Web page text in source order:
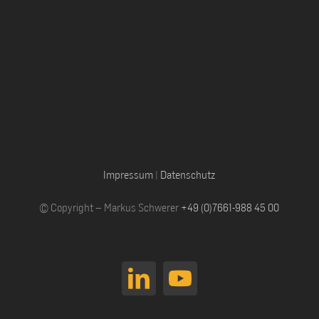
Impressum | Datenschutz
© Copyright – Markus Schwerer +49 (0)7661-988 45 00
LinkedInYouTube